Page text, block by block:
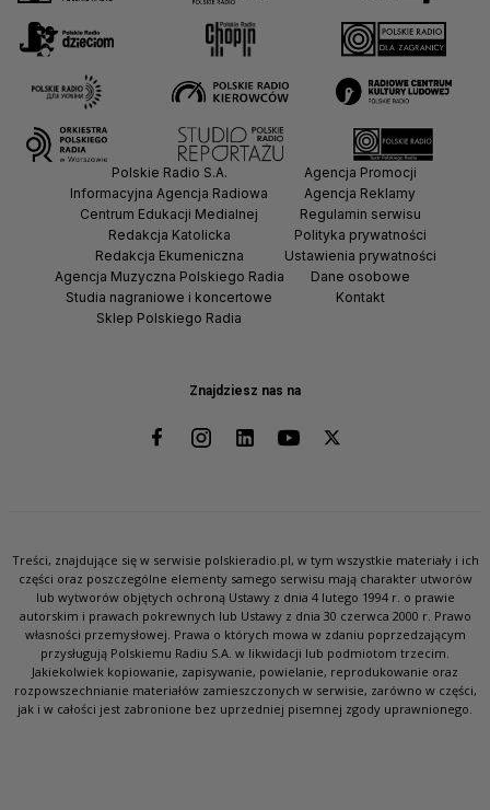
Znajdziesz nas na
Polskie Radio S.A.
Informacyjna Agencja Radiowa
Centrum Edukacji Medialnej
Redakcja Katolicka
Redakcja Ekumeniczna
Agencja Muzyczna Polskiego Radia
Studia nagraniowe i koncertowe
Sklep Polskiego Radia
Agencja Promocji
Agencja Reklamy
Regulamin serwisu
Polityka prywatności
Ustawienia prywatności
Dane osobowe
Kontakt
Treści, znajdujące się w serwisie polskieradio.pl, w tym wszystkie materiały i ich
części oraz poszczególne elementy samego serwisu mają charakter utworów
lub wytworów objętych ochroną Ustawy z dnia 4 lutego 1994 r. o prawie
autorskim i prawach pokrewnych lub Ustawy z dnia 30 czerwca 2000 r. Prawo
własności przemysłowej. Prawa o których mowa w zdaniu poprzedzającym
przysługują Polskiemu Radiu S.A. w likwidacji lub podmiotom trzecim.
Jakiekolwiek kopiowanie, zapisywanie, powielanie, reprodukowanie oraz
rozpowszechnianie materiałów zamieszczonych w serwisie, zarówno w części,
jak i w całości jest zabronione bez uprzedniej pisemnej zgody uprawnionego.